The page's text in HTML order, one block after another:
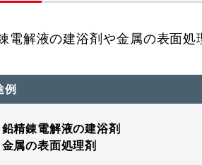
電解液の建浴剤や金属の表面処
例
鉛精錬電解液の建浴剤
金属の表面処理剤